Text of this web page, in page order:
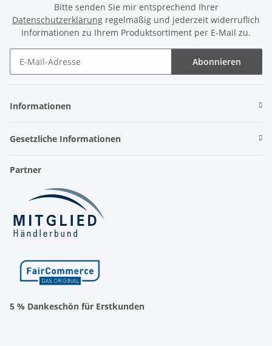
Bitte senden Sie mir entsprechend Ihrer
Datenschutzerklärung regelmäßig und jederzeit widerruflich
Informationen zu Ihrem Produktsortiment per E-Mail zu.
Abonnieren
Informationen
Gesetzliche Informationen
Partner
5 % Dankeschön für Erstkunden